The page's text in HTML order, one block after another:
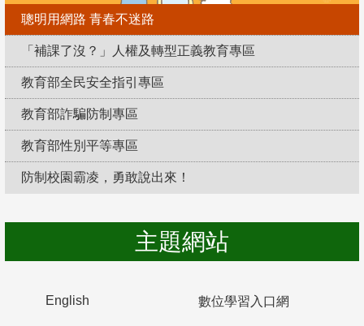
聰明用網路 青春不迷路
「補課了沒？」人權及轉型正義教育專區
教育部全民安全指引專區
教育部詐騙防制專區
教育部性別平等專區
防制校園霸凌，勇敢說出來！
主題網站
English 數位學習入口網